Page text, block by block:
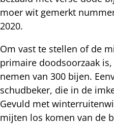
moer wit gemerkt
2020.
Om vast te stellen of de
primaire doodsoorzaak
nemen van 300 bijen.
schudbeker, die in de
Gevuld met
mijten los komen van de